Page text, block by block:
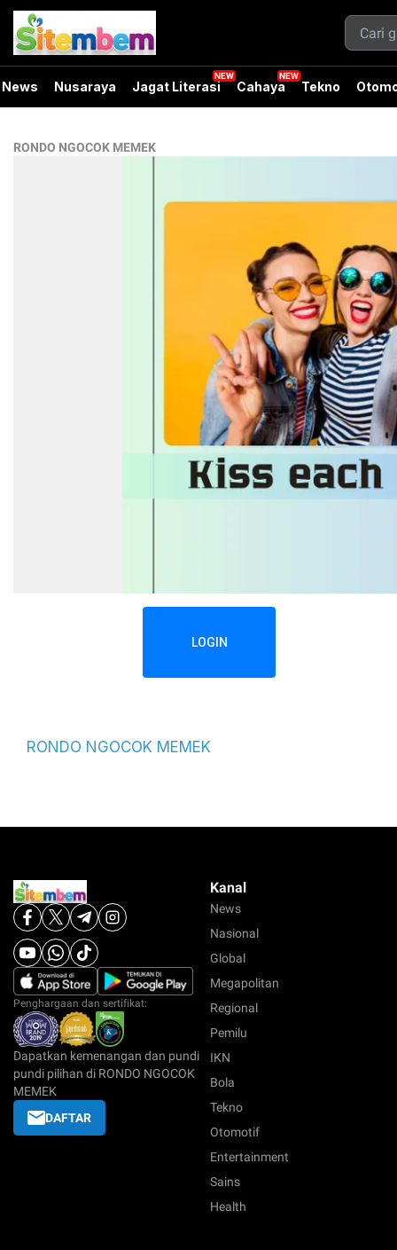
News Nusaraya Jagat Literasi Cahaya Tekno
RONDO NGOCOK MEMEK
LOGIN
RONDO NGOCOK MEMEK
Penghargaan dan sertifikat:
Dapatkan kemenangan dan pundi
pundi pilihan di RONDO NGOCOK
MEMEK
DAFTAR
Kanal
News
Nasional
Global
Megapolitan
Regional
Pemilu
IKN
Bola
Tekno
Otomotif
Entertainment
Sains
Health